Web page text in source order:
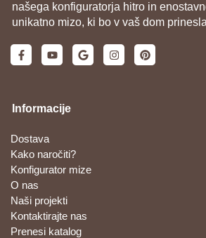
našega konfiguratorja hitro in
unikatno mizo, ki bo v vaš dom
Informacije
Dostava
Kako naročiti?
Konfigurator mize
O nas
Naši projekti
Kontaktirajte nas
Prenesi katalog